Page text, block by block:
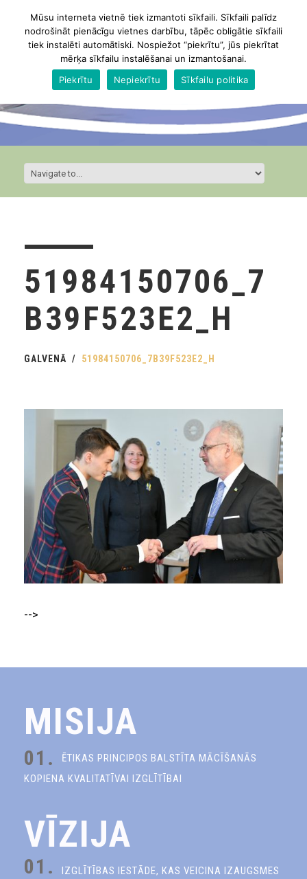
51984150706_7
B39F523E2_H
GALVENĀ 51984150706_7B39F523E2_H
-->
MISIJA
01.
ĒTIKAS PRINCIPOS BALSTĪTA MĀCĪŠANĀS
KOPIENA KVALITATĪVAI IZGLĪTĪBAI
VĪZIJA
01.
IZGLĪTĪBAS IESTĀDE, KAS VEICINA IZAUGSMES
Mūsu interneta vietnē tiek izmantoti sīkfaili. Sīkfaili palīdz
nodrošināt pienācīgu vietnes darbību, tāpēc obligātie sīkfaili
tiek instalēti automātiski. Nospiežot “piekrītu”, jūs piekrītat
mērķa sīkfailu instalēšanai un izmantošanai.
Piekrītu
Nepiekrītu Sīkfailu politika